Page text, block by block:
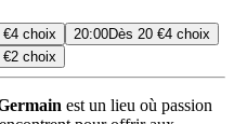
€4 choix 20:00Dès 20 €4 choix
€2 choix
est un lieu où passion